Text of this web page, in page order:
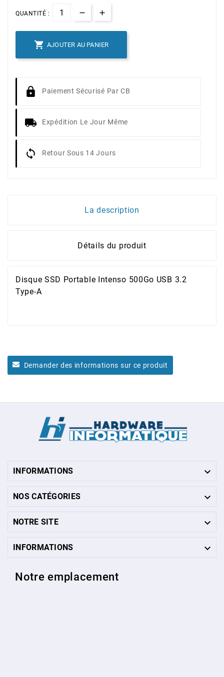
QUANTITÉ :
 AJOUTER AU PANIER
Paiement Sécurisé Par CB
Expédition Le Jour Même
Retour Sous 14 Jours
La description
Détails du produit
Disque SSD Portable Intenso 500Go USB 3.2
Type-A
Demander des informations sur ce produit
INFORMATIONS 
NOS CATÉGORIES 
NOTRE SITE 
INFORMATIONS 
Notre emplacement